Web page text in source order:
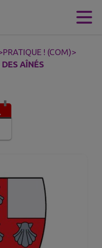
PRATIQUE ! (COM)>
AÎNÉS